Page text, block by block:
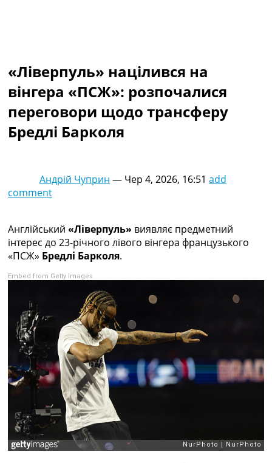
Україна. Перша Ліга
Ліга Чемпіонів
Англія. Прем’єр-Ліга
Ще Турніри >>>
Таблиці
Чемпіонат Світу. Турнирні таблиці
Таблиця АПЛ
Всі таблиці >>>
Рейтинги
Рейтинг країн УЄФА
Рейтинг клубів УЄФА
Рейтинг ФІФА
Телепрограма
RU
UA
Categories
Головна
Новини футболу
Відео
Новини футболу України
Футбольні трансфери
Останні коментарі
«Ліверпуль» націлився на
вінгера «ПСЖ»: розпочалися
переговори щодо трансферу
Бредлі Барколя
Андрій Чуприн — Чер 4, 2026, 16:51 add
comment
Англійський «Ліверпуль» виявляє предметний
інтерес до 23-річного лівого вінгера французького
«ПСЖ» Бредлі Барколя.
Embed from Getty Images